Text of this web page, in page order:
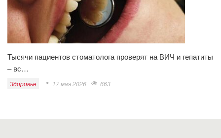
Тысячи пациентов стоматолога проверят на ВИЧ и гепатиты
– вс…
Здоровье 17 мая 2026 663